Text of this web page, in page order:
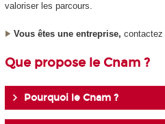
valoriser les parcours.
Vous êtes une entreprise, contactez
Que propose le Cnam ?
Pourquoi le Cnam ?